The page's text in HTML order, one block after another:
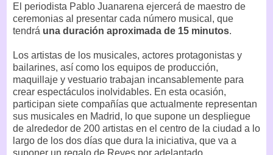
El periodista Pablo Juanarena ejercerá de maestro de
ceremonias al presentar cada número musical, que
tendrá una duración aproximada de 15 minutos.
Los artistas de los musicales, actores protagonistas y
bailarines, así como los equipos de producción,
maquillaje y vestuario trabajan incansablemente para
crear espectáculos inolvidables. En esta ocasión,
participan siete compañías que actualmente representan
sus musicales en Madrid, lo que supone un despliegue
de alrededor de 200 artistas en el centro de la ciudad a lo
largo de los dos días que dura la iniciativa, que va a
suponer un regalo de Reyes por adelantado.